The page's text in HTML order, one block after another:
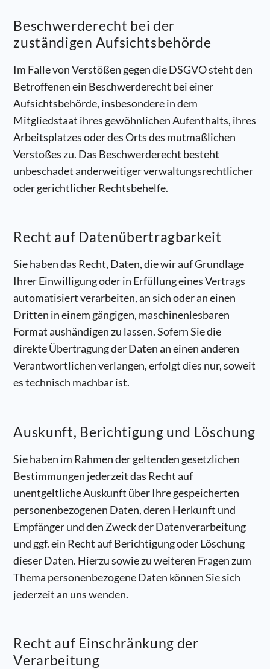
Beschwerde­recht bei der
zuständigen Aufsichts­behörde
Im Falle von Verstößen gegen die DSGVO steht den
Betroffenen ein Beschwerderecht bei einer
Aufsichtsbehörde, insbesondere in dem
Mitgliedstaat ihres gewöhnlichen Aufenthalts, ihres
Arbeitsplatzes oder des Orts des mutmaßlichen
Verstoßes zu. Das Beschwerderecht besteht
unbeschadet anderweitiger verwaltungsrechtlicher
oder gerichtlicher Rechtsbehelfe.
Recht auf Daten­übertrag­barkeit
Sie haben das Recht, Daten, die wir auf Grundlage
Ihrer Einwilligung oder in Erfüllung eines Vertrags
automatisiert verarbeiten, an sich oder an einen
Dritten in einem gängigen, maschinenlesbaren
Format aushändigen zu lassen. Sofern Sie die
direkte Übertragung der Daten an einen anderen
Verantwortlichen verlangen, erfolgt dies nur, soweit
es technisch machbar ist.
Auskunft, Berichtigung und Löschung
Sie haben im Rahmen der geltenden gesetzlichen
Bestimmungen jederzeit das Recht auf
unentgeltliche Auskunft über Ihre gespeicherten
personenbezogenen Daten, deren Herkunft und
Empfänger und den Zweck der Datenverarbeitung
und ggf. ein Recht auf Berichtigung oder Löschung
dieser Daten. Hierzu sowie zu weiteren Fragen zum
Thema personenbezogene Daten können Sie sich
jederzeit an uns wenden.
Recht auf Einschränkung der
Verarbeitung